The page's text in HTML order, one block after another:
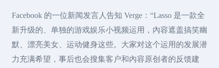
Facebook 的一位新闻发言人告知 Verge：“Lasso 是一款全
新升级的、单独的游戏娱乐小视频运用，內容遮盖搞笑幽
默、漂亮美女、运动健身这些。大家对这个运用的发展潜
力充满希望，事后也会搜集客户和內容原创者的反馈建